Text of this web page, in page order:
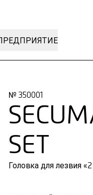
ПРЕДПРИЯТИЕ
№ 350001
SET
Головка для лезвия